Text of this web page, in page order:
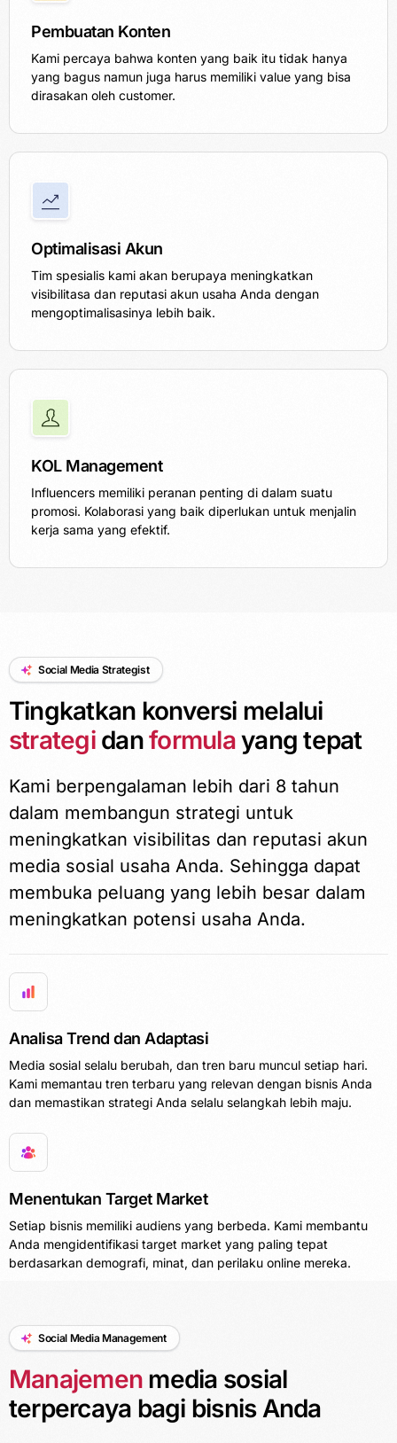
Pembuatan Konten
Kami percaya bahwa konten yang baik itu tidak hanya
yang bagus namun juga harus memiliki value yang bisa
dirasakan oleh customer.
Optimalisasi Akun
Tim spesialis kami akan berupaya meningkatkan
visibilitasa dan reputasi akun usaha Anda dengan
mengoptimalisasinya lebih baik.
KOL Management
Influencers memiliki peranan penting di dalam suatu
promosi. Kolaborasi yang baik diperlukan untuk menjalin
kerja sama yang efektif.
Social Media Strategist
Tingkatkan konversi melalui
strategi danformulayang tepat
Kami berpengalaman lebih dari 8 tahun
dalam membangun strategi untuk
meningkatkan visibilitas dan reputasi akun
media sosial usaha Anda. Sehingga dapat
membuka peluang yang lebih besar dalam
meningkatkan potensi usaha Anda.
Analisa Trend dan Adaptasi
Media sosial selalu berubah, dan tren baru muncul setiap hari.
Kami memantau tren terbaru yang relevan dengan bisnis Anda
dan memastikan strategi Anda selalu selangkah lebih maju.
Menentukan Target Market
Setiap bisnis memiliki audiens yang berbeda. Kami membantu
Anda mengidentifikasi target market yang paling tepat
berdasarkan demografi, minat, dan perilaku online mereka.
Social Media Management
Manajemen media sosial
terpercaya bagi bisnis Anda